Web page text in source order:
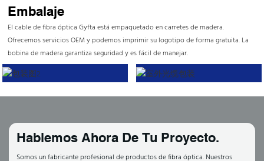
Embalaje
El cable de fibra óptica Gyfta está empaquetado en carretes de madera.
Ofrecemos servicios OEM y podemos imprimir su logotipo de forma gratuita. La
bobina de madera garantiza seguridad y es fácil de manejar.
Hablemos Ahora De Tu Proyecto.
Somos un fabricante profesional de productos de fibra óptica. Nuestros